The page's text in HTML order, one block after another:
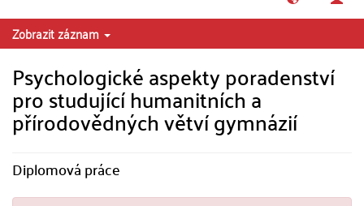
Zobrazit záznam
Psychologické aspekty poradenství
pro studující humanitních a
přírodovědných větví gymnázií
Diplomová práce